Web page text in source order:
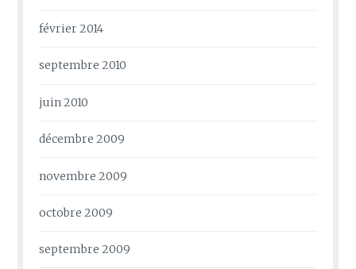
février 2014
septembre 2010
juin 2010
décembre 2009
novembre 2009
octobre 2009
septembre 2009